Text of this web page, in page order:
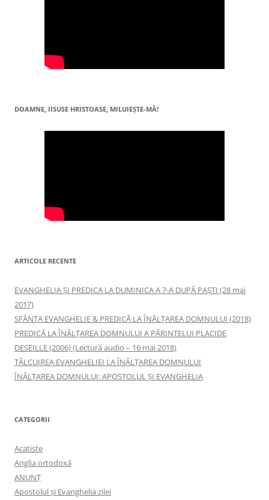
DOAMNE, IISUSE HRISTOASE, MILUIEŞTE-MĂ!
ARTICOLE RECENTE
EVANGHELIA ȘI PREDICA LA DUMINICA A 7-A DUPĂ PAȘTI (28 mai
2017)
SFÂNTA EVANGHELIE & PREDICĂ LA ÎNĂLŢAREA DOMNULUI (2018)
PREDICĂ LA ÎNĂLŢAREA DOMNULUI A PĂRINTELUI PLACIDE
DESEILLE (2006) (Lectură audio – 16 mai 2018)
TÂLCUIREA EVANGHELIEI LA ÎNĂLŢAREA DOMNULUI
ÎNĂLŢAREA DOMNULUI: APOSTOLUL ȘI EVANGHELIA
CATEGORII
Acatiste
Anglia ortodoxă
ANUNŢ
Apostolul şi Evanghelia zilei